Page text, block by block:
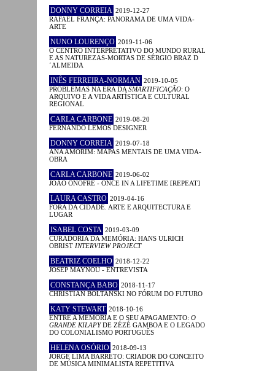
DONNY CORREIA 2019-12-27
RAFAEL FRANÇA: PANORAMA DE UMA VIDA-
ARTE
NUNO LOURENÇO 2019-11-06
O CENTRO INTERPRETATIVO DO MUNDO RURAL
E AS NATUREZAS-MORTAS DE SÉRGIO BRAZ D
´ALMEIDA
INÊS FERREIRA-NORMAN 2019-10-05
PROBLEMAS NA ERA DA SMARTIFICAÇÃO: O
ARQUIVO E A VIDA ARTÍSTICA E CULTURAL
REGIONAL
CARLA CARBONE 2019-08-20
FERNANDO LEMOS DESIGNER
DONNY CORREIA 2019-07-18
ANA AMORIM: MAPAS MENTAIS DE UMA VIDA-
OBRA
CARLA CARBONE 2019-06-02
JOÃO ONOFRE - ONCE IN A LIFETIME [REPEAT]
LAURA CASTRO 2019-04-16
FORA DA CIDADE. ARTE E ARQUITECTURA E
LUGAR
ISABEL COSTA 2019-03-09
CURADORIA DA MEMÓRIA: HANS ULRICH
OBRIST INTERVIEW PROJECT
BEATRIZ COELHO 2018-12-22
JOSEP MAYNOU - ENTREVISTA
CONSTANÇA BABO 2018-11-17
CHRISTIAN BOLTANSKI NO FÓRUM DO FUTURO
KATY STEWART 2018-10-16
ENTRE A MEMÓRIA E O SEU APAGAMENTO: O
GRANDE KILAPYDE ZÉZÉ GAMBOA E O LEGADO
DO COLONIALISMO PORTUGUÊS
HELENA OSÓRIO 2018-09-13
JORGE LIMA BARRETO: CRIADOR DO CONCEITO
DE MÚSICA MINIMALISTA REPETITIVA